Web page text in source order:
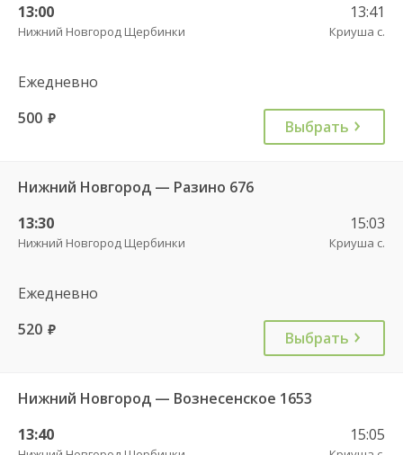
13:00
Нижний Новгород Щербинки
13:41
Криуша с.
Ежедневно
500 руб. Выбрать
Нижний Новгород — Разино 676
13:30
Нижний Новгород Щербинки
15:03
Криуша с.
Ежедневно
520 руб. Выбрать
Нижний Новгород — Вознесенское 1653
13:40
15:05